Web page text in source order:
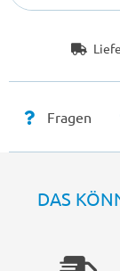
Fragen
DAS